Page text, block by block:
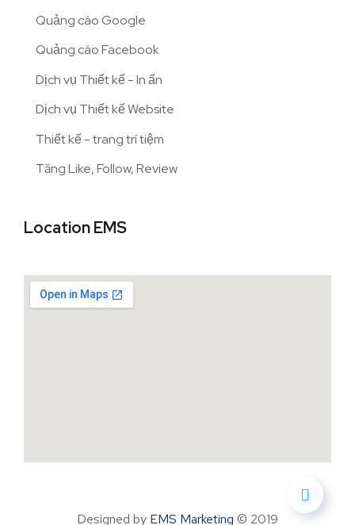
Quảng cáo Google
Quảng cáo Facebook
Dịch vụ Thiết kế - In ấn
Dịch vụ Thiết kế Website
Thiết kế - trang trí tiệm
Tăng Like, Follow, Review
Location EMS
Designed by EMS Marketing © 2019